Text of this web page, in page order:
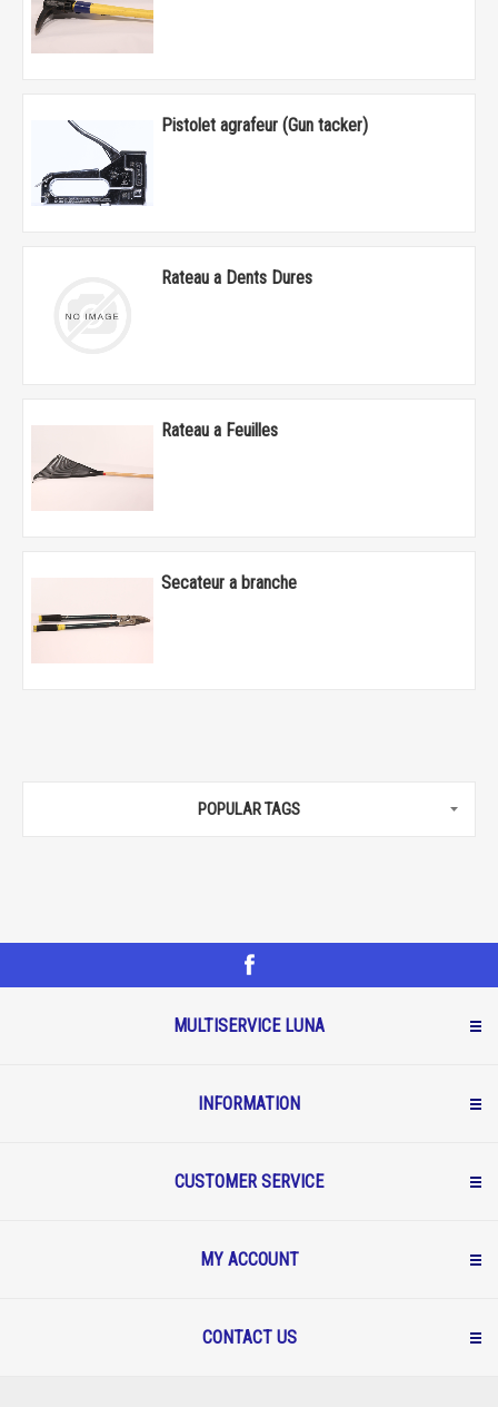
Pistolet agrafeur (Gun tacker)
Rateau a Dents Dures
Rateau a Feuilles
Secateur a branche
POPULAR TAGS
MULTISERVICE LUNA
INFORMATION
CUSTOMER SERVICE
MY ACCOUNT
CONTACT US